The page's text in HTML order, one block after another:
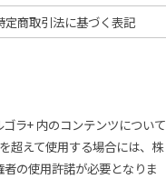
定商取引法に基づく表記
ラ+ 内のコンテンツについて
超えて使用する場合には、株
の使用許諾が必要となりま